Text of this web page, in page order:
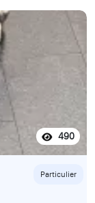
490
Particulier